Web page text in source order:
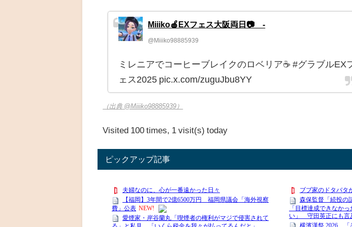
Miiiko🍎EXフェス大阪両日📷´-
@Miiiko98885939
ミレニアでコーヒーブレイクのロベリア☕️ #グラブルEX
ェス2025 pic.x.com/zuguJbu8YY
（出典 @Miiiko98885939）
Visited 100 times, 1 visit(s) today
ピックアップ記事